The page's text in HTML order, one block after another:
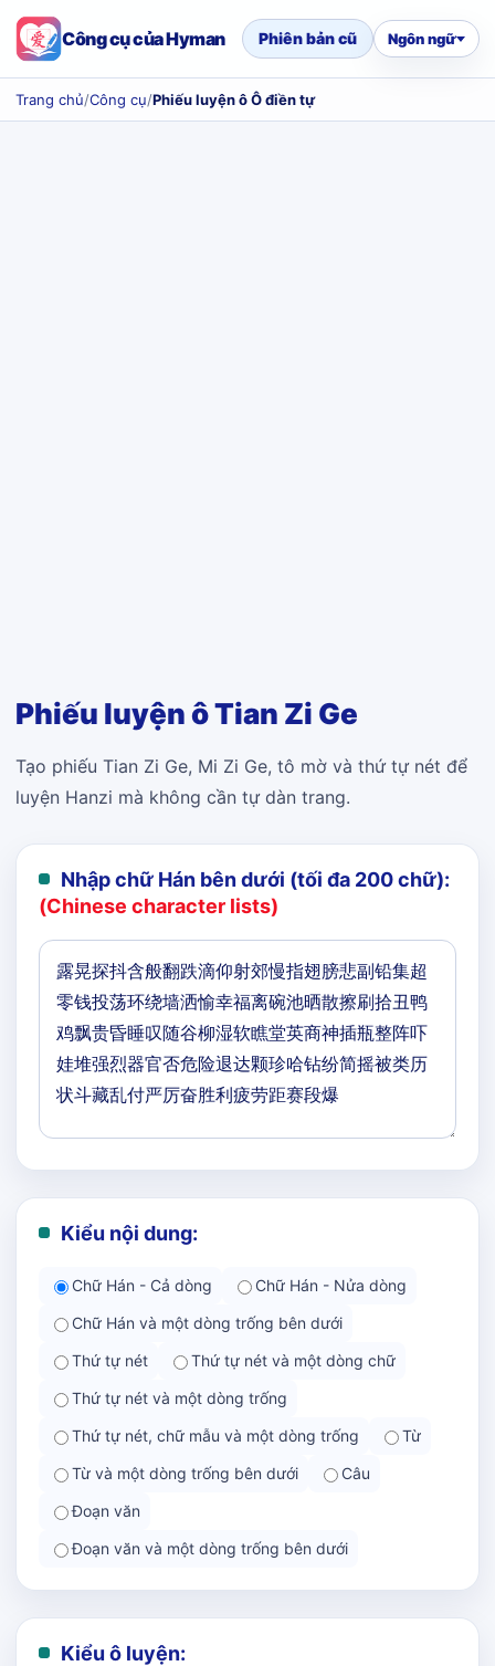
Công cụ của Hyman Phiên bản cũ Ngôn ngữ
Trang chủ/Công cụ/Phiếu luyện ô Ô điền tự
Phiếu luyện ô Tian Zi Ge
Tạo phiếu Tian Zi Ge, Mi Zi Ge, tô mờ và thứ tự nét để
luyện Hanzi mà không cần tự dàn trang.
Nhập chữ Hán bên dưới (tối đa 200 chữ):
(Chinese character lists)
Kiểu nội dung:
Chữ Hán - Cả dòng
Chữ Hán - Nửa dòng
Chữ Hán và một dòng trống bên dưới
Thứ tự nét
Thứ tự nét và một dòng chữ
Thứ tự nét và một dòng trống
Thứ tự nét, chữ mẫu và một dòng trống
Từ
Từ và một dòng trống bên dưới
Câu
Đoạn văn
Đoạn văn và một dòng trống bên dưới
Kiểu ô luyện: